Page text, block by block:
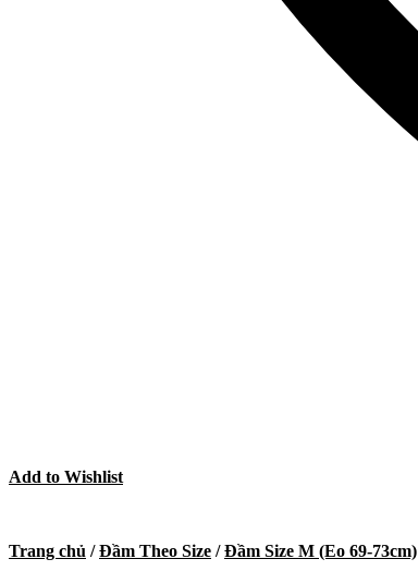
Add to Wishlist
Trang chủ / Đầm Theo Size / Đầm Size M (Eo 69-73cm)